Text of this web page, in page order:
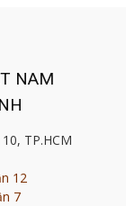
NAM
TP.HCM
12
7